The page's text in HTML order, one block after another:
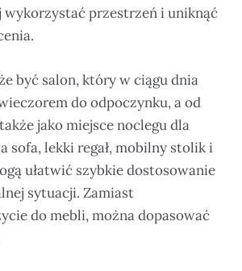
wykorzystać przestrzeń i uniknąć
być salon, który w ciągu dnia
do odpoczynku, a od
jako miejsce noclegu dla
sofa, lekki regał, mobilny stolik i
ułatwić szybkie dostosowanie
sytuacji. Zamiast
do mebli, można dopasować